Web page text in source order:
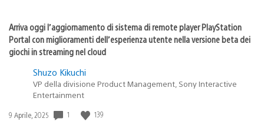
Arriva oggi l’aggiornamento di sistema di remote player PlayStation
Portal con miglioramenti dell’esperienza utente nella versione beta dei
giochi in streaming nel cloud
Shuzo Kikuchi
VP della divisione Product Management, Sony Interactive
Entertainment
Data
9 Aprile, 2025 1 139